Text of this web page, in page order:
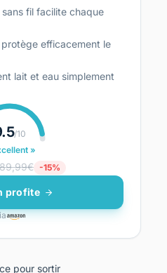
fil facilite chaque
efficacement le
lait et eau simplement
/10
»
-15%
profite
pour sortir